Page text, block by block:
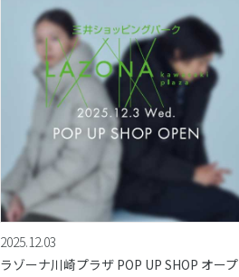
2025.12.03
ラゾーナ川崎プラザ POP UP SHOP オープ